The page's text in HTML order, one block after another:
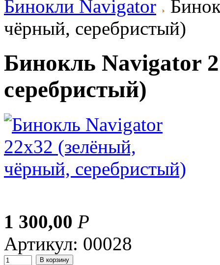
Бинокли Navigator
чёрный, серебристый)
Бинокль Navigator
серебристый)
1 300,00 Р
Артикул: 00028